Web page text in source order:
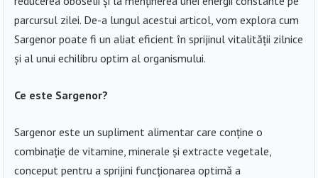
parcursul zilei. De-a lungul acestui articol, vom explora cum
Sargenor poate fi un aliat eficient în sprijinul vitalității zilnice
și al unui echilibru optim al organismului.
Ce este Sargenor?
Sargenor este un supliment alimentar care conține o
combinație de vitamine, minerale și extracte vegetale,
conceput pentru a sprijini funcționarea optimă a